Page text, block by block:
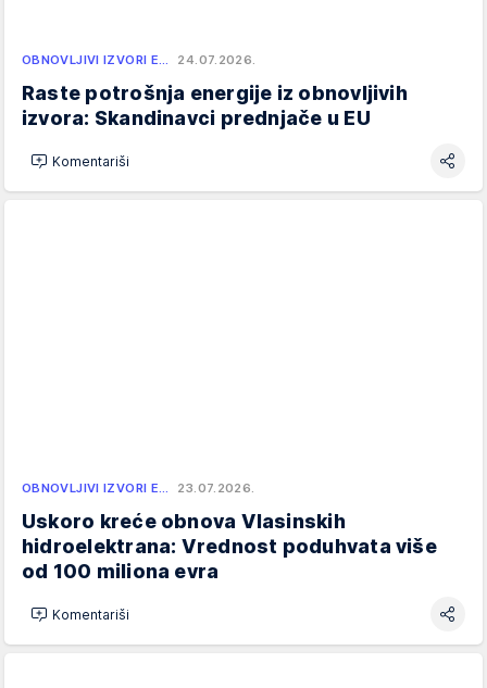
OBNOVLJIVI IZVORI E… 24.07.2026.
Raste potrošnja energije iz obnovljivih
izvora: Skandinavci prednjače u EU
Komentariši
OBNOVLJIVI IZVORI E… 23.07.2026.
Uskoro kreće obnova Vlasinskih
hidroelektrana: Vrednost poduhvata više
od 100 miliona evra
Komentariši